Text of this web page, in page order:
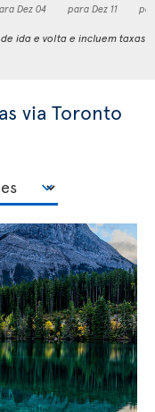
Dez 04
para Dez 11
ida e volta e incluem taxas
via Toronto